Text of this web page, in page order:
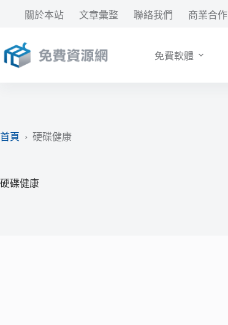
要
內
關於本站 文章彙整 聯絡我們 商業合作
免費軟體
首頁 › 硬碟健康
硬碟健康